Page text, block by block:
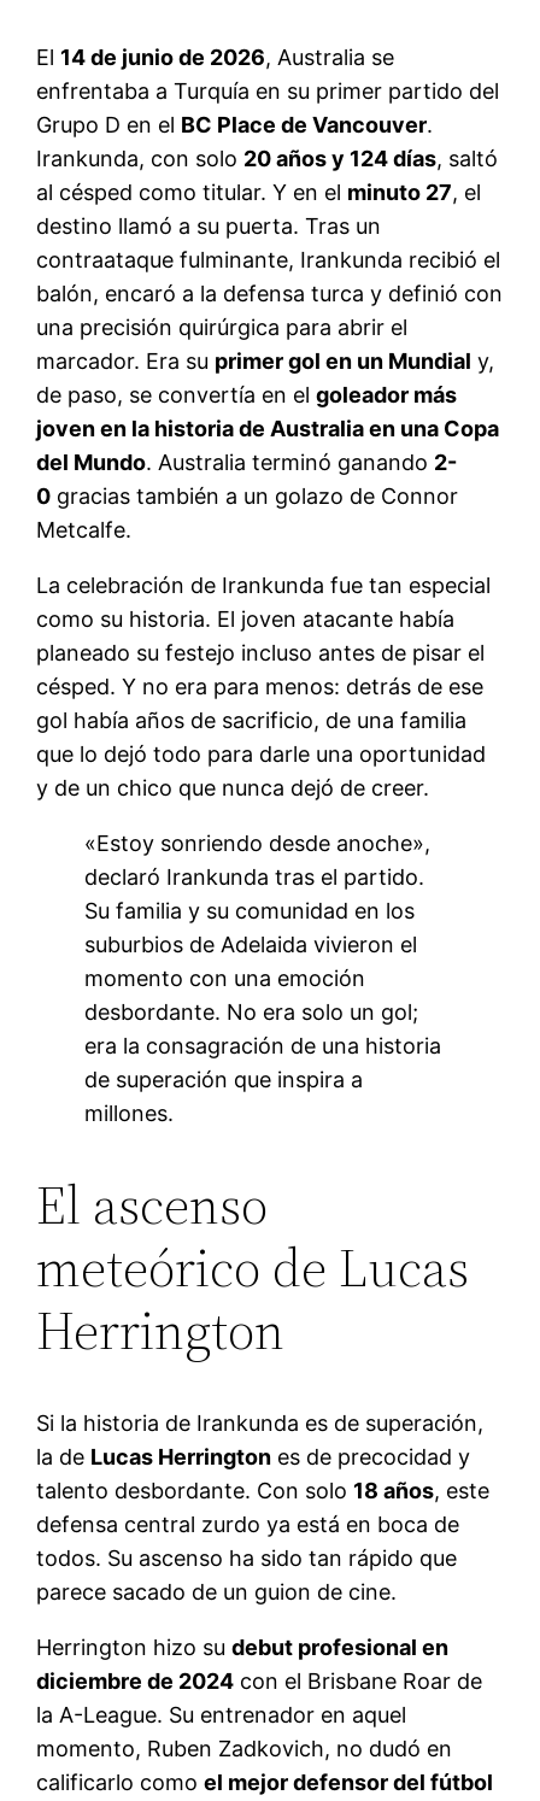
El 14 de junio de 2026, Australia se
enfrentaba a Turquía en su primer partido del
Grupo D en el BC Place de Vancouver.
Irankunda, con solo 20 años y 124 días, saltó
al césped como titular. Y en el minuto 27, el
destino llamó a su puerta. Tras un
contraataque fulminante, Irankunda recibió el
balón, encaró a la defensa turca y definió con
una precisión quirúrgica para abrir el
marcador. Era su primer gol en un Mundial y,
de paso, se convertía en elgoleador más
joven en la historia de Australia en una Copa
del Mundo. Australia terminó ganando 2-
0 gracias también a un golazo de Connor
Metcalfe.
La celebración de Irankunda fue tan especial
como su historia. El joven atacante había
planeado su festejo incluso antes de pisar el
césped. Y no era para menos: detrás de ese
gol había años de sacrificio, de una familia
que lo dejó todo para darle una oportunidad
y de un chico que nunca dejó de creer.
«Estoy sonriendo desde anoche»,
declaró Irankunda tras el partido.
Su familia y su comunidad en los
suburbios de Adelaida vivieron el
momento con una emoción
desbordante. No era solo un gol;
era la consagración de una historia
de superación que inspira a
millones.
El ascenso
meteórico de Lucas
Herrington
Si la historia de Irankunda es de superación,
la de Lucas Herrington es de precocidad y
talento desbordante. Con solo 18 años, este
defensa central zurdo ya está en boca de
todos. Su ascenso ha sido tan rápido que
parece sacado de un guion de cine.
Herrington hizo sudebut profesional en
diciembre de 2024 con el Brisbane Roar de
la A-League. Su entrenador en aquel
momento, Ruben Zadkovich, no dudó en
calificarlo comoel mejor defensor del fútbol